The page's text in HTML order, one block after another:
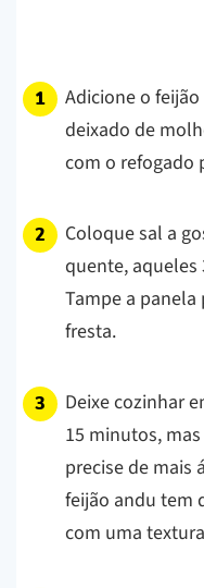
Adicione o
deixado de
com o refogado
Coloque sal a
quente, aqueles
Tampe a
fresta.
Deixe cozinhar
15 minutos,
precise de mais
feijão andu tem
com uma